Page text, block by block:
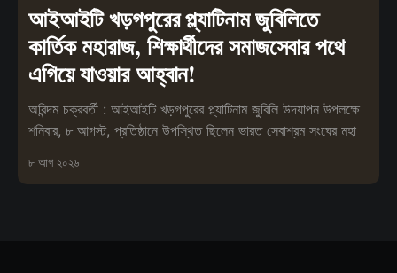
আইআইটি খড়গপুরের প্ল্যাটিনাম জুবিলিতে
কার্তিক মহারাজ, শিক্ষার্থীদের সমাজসেবার পথে
এগিয়ে যাওয়ার আহ্বান!
অরিন্দম চক্রবর্তী : আইআইটি খড়গপুরের প্ল্যাটিনাম জুবিলি উদযাপন উপলক্ষে
শনিবার, ৮ আগস্ট, প্রতিষ্ঠানে উপস্থিত ছিলেন ভারত সেবাশ্রম সংঘের মহা
৮ আগ ২০২৬